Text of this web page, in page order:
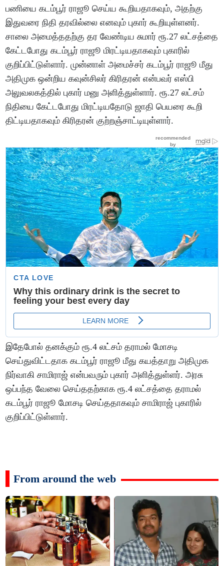
பணியை கடம்பூர் ராஜூ செய்ய கூறியதாகவும், அதற்கு
இதுவரை நிதி தரவில்லை எனவும் புகார் கூறியுள்ளனர்.
சாலை அமைத்ததற்கு தர வேண்டிய சுமார் ரூ.27 லட்சத்தை
கேட்டபோது கடம்பூர் ராஜூ மிரட்டியதாகவும் புகாரில்
குறிப்பிட்டுள்ளார். முன்னாள் அமைச்சர் கடம்பூர் ராஜூ மீது
அதிமுக ஒன்றிய கவுன்சிலர் கிரிதரன் என்பவர் எஸ்பி
அலுவலகத்தில் புகார் மனு அளித்துள்ளார். ரூ.27 லட்சம்
நிதியை கேட்டபோது மிரட்டியதோடு ஜாதி பெயரை கூறி
திட்டியதாகவும் கிரிதரன் குற்றஞ்சாட்டியுள்ளார்.
இதேபோல் தனக்கும் ரூ.4 லட்சம் தராமல் மோசடி
செய்துவிட்டதாக கடம்பூர் ராஜூ மீது கயத்தாறு அதிமுக
நிர்வாகி சாமிராஜ் என்பவரும் புகார் அளித்துள்ளர். அரசு
ஒப்பந்த வேலை செய்ததற்காக ரூ.4 லட்சத்தை தராமல்
கடம்பூர் ராஜூ மோசடி செய்ததாகவும் சாமிராஜ் புகாரில்
குறிப்பிட்டுள்ளார்.
From around the web